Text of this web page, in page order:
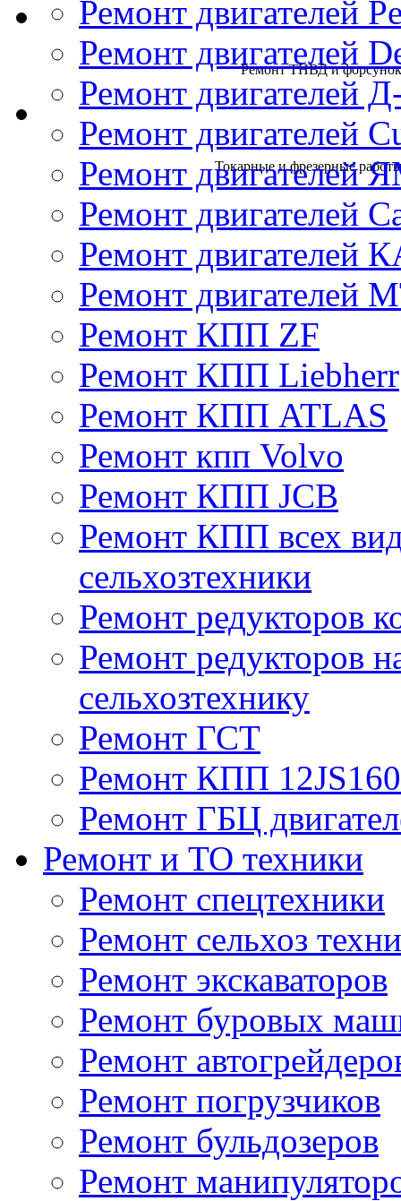
Ремонт ТНВД и форсунок
Токарные и фрезерные
Ремонт двигателей
Ремонт двигателей
Ремонт двигателей
Ремонт двигателей
Ремонт двигателей
Ремонт двигателей
Ремонт двигателей
Ремонт двигателей
Ремонт КПП ZF
Ремонт КПП Liebherr
Ремонт КПП ATLAS
Ремонт кпп Volvo
Ремонт КПП JСB
Ремонт КПП всех
сельхозтехники
Ремонт редукторов
Ремонт редукторов
сельхозтехнику
Ремонт ГСТ
Ремонт КПП
Ремонт ГБЦ
Ремонт и ТО техники
Ремонт спецтехники
Ремонт сельхоз
Ремонт экскаваторов
Ремонт буровых
Ремонт
Ремонт погрузчиков
Ремонт бульдозеров
Ремонт